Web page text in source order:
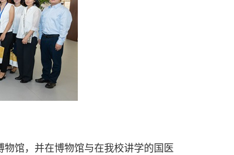
馆，并在博物馆与在我校讲学的国医